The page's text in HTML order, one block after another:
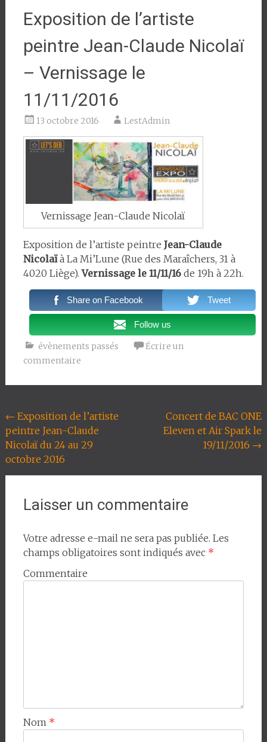
Exposition de l’artiste
peintre Jean-Claude Nicolaï
– Vernissage le
11/11/2016
13 octobre 2016 LestAdmin
Vernissage Jean-Claude Nicolaï
Exposition de l’artiste peintre Jean-Claude
Nicolaïà La Mi’Lune (Rue des Maraîchers, 31 à
4020 Liège).Vernissage le 11/11/16de 19h à 22h.
Share on Facebook Tweet
Follow us
évènements passés
Écrire un
commentaire
Navigation
de
l'article
← Exposition de l’artiste
peintre Jean-Claude
Nicolaï du 24 au 29
octobre 2016
Concert de BAC ONE
Eleven et Air Spark le
19/11/2016 →
Laisser un commentaire
Votre adresse e-mail ne sera pas publiée. Les
champs obligatoires sont indiqués avec *
Commentaire
Nom *